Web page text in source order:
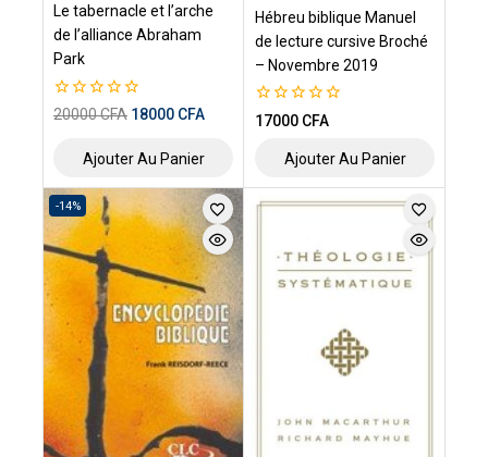
Le tabernacle et l’arche
de l’alliance Abraham
Park
0
20000CFA 18000 CFA
Ajouter Au Panier
Hébreu biblique Manuel
de lecture cursive Broché
– Novembre 2019
0
17000 CFA
Ajouter Au Panier
-14%